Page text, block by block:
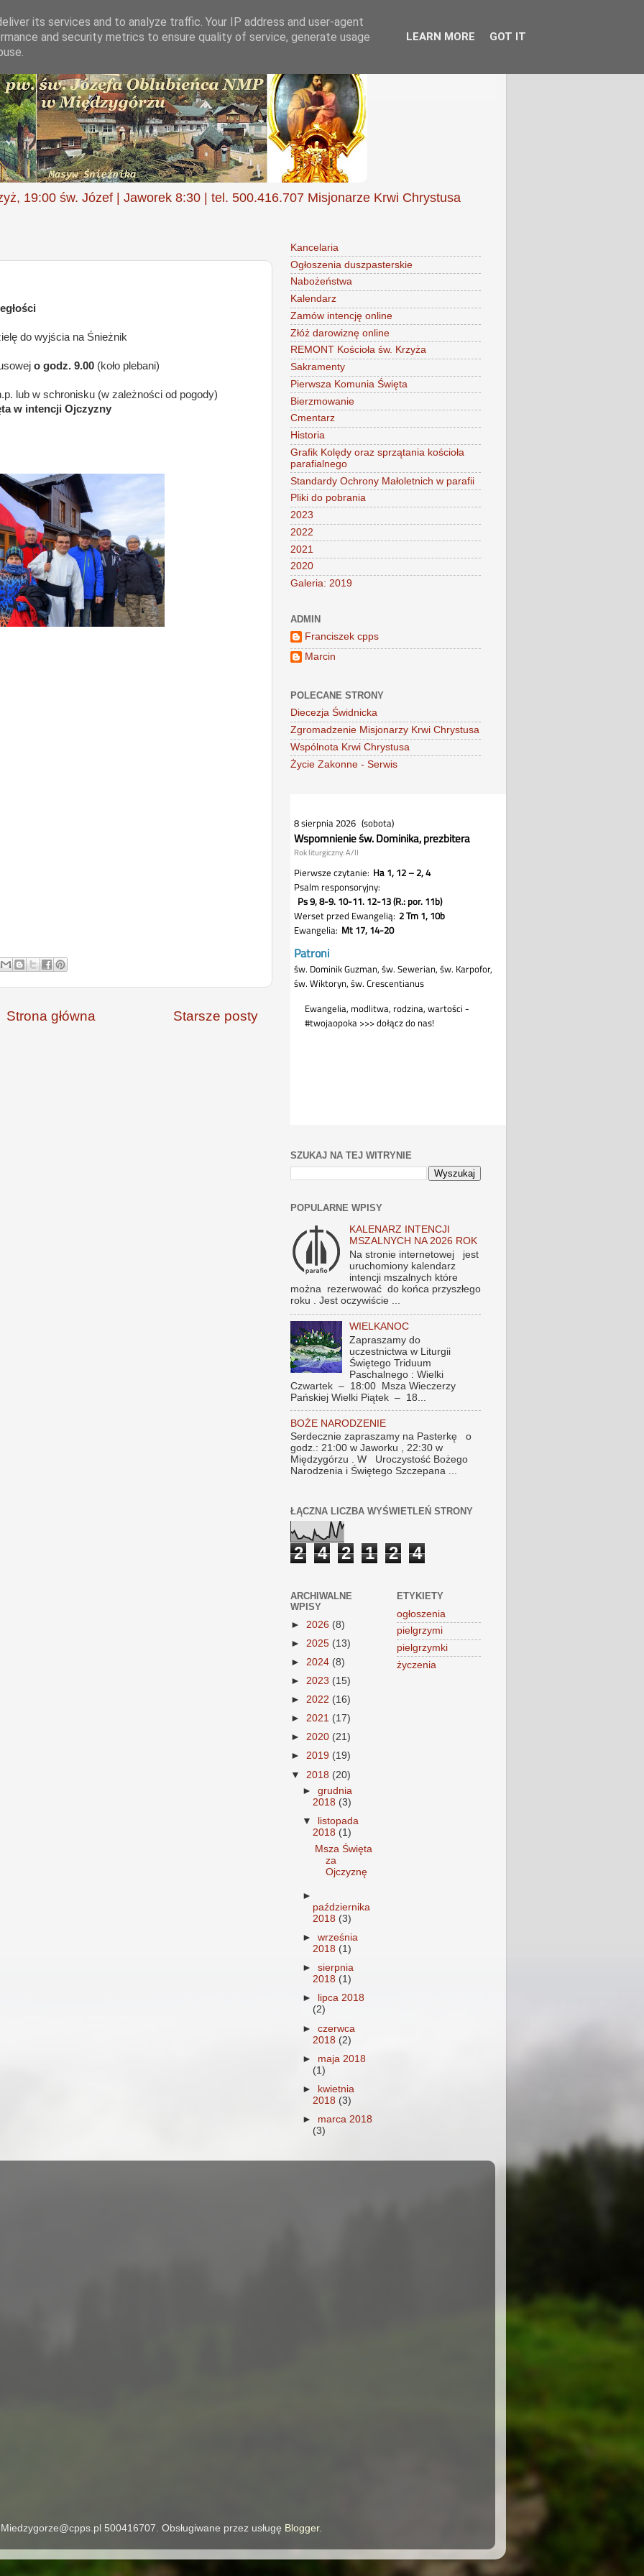
19:00 św. Józef | Jaworek 8:30 | tel. 500.416.707 Misjonarze Krwi Chrystusa
do wyjścia na Śnieżnik
o godz. 9.00 (koło plebani)
lub w schronisku (w zależności od pogody)
w intencji Ojczyzny
Starsze posty
Strona główna
Kancelaria
Ogłoszenia duszpasterskie
Nabożeństwa
Kalendarz
Zamów intencję online
Złóż darowiznę online
REMONT Kościoła św. Krzyża
Sakramenty
Pierwsza Komunia Święta
Bierzmowanie
Cmentarz
Historia
Grafik Kolędy oraz sprzątania kościoła
parafialnego
Standardy Ochrony Małoletnich w parafii
Pliki do pobrania
2023
2022
2021
2020
Galeria: 2019
ADMIN
Franciszek cpps
Marcin
POLECANE STRONY
Diecezja Świdnicka
Zgromadzenie Misjonarzy Krwi Chrystusa
Wspólnota Krwi Chrystusa
Życie Zakonne - Serwis
SZUKAJ NA TEJ WITRYNIE
POPULARNE WPISY
KALENARZ INTENCJI
MSZALNYCH NA 2026 ROK
Na stronie internetowej jest
uruchomiony kalendarz
intencji mszalnych które
można rezerwować do końca przyszłego
roku . Jest oczywiście ...
WIELKANOC
Zapraszamy do
uczestnictwa w Liturgii
Świętego Triduum
Paschalnego : Wielki
Czwartek – 18:00 Msza Wieczerzy
Pańskiej Wielki Piątek – 18...
BOŻE NARODZENIE
Serdecznie zapraszamy na Pasterkę o
godz.: 21:00 w Jaworku , 22:30 w
Międzygórzu . W Uroczystość Bożego
Narodzenia i Świętego Szczepana ...
ŁĄCZNA LICZBA WYŚWIETLEŃ STRONY
2 4 2 1 2 4
ARCHIWALNE
WPISY
► 2026 (8)
► 2025 (13)
► 2024 (8)
► 2023 (15)
► 2022 (16)
► 2021 (17)
► 2020 (21)
► 2019 (19)
▼ 2018 (20)
►grudnia
2018 (3)
▼
listopada
2018 (1)
Msza Święta
za
Ojczyznę
►
października
2018 (3)
►września
2018 (1)
►sierpnia
2018 (1)
►
lipca 2018
(2)
►czerwca
2018 (2)
► maja 2018
(1)
►
kwietnia
2018 (3)
► marca 2018
(3)
ETYKIETY
ogłoszenia
pielgrzymi
pielgrzymki
życzenia
Miedzygorze@cpps.pl 500416707. Obsługiwane przez usługę Blogger.
its services and to analyze traffic. Your IP address and user-agent
and security metrics to ensure quality of service, generate usage
LEARN MORE GOT IT